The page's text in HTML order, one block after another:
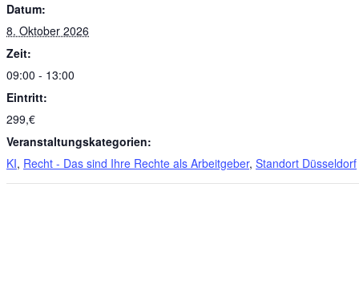
Datum:
8. Oktober 2026
Zeit:
09:00 - 13:00
Eintritt:
299,€
Veranstaltungskategorien:
KI, Recht - Das sind Ihre Rechte als Arbeitgeber, Standort Düsseldorf